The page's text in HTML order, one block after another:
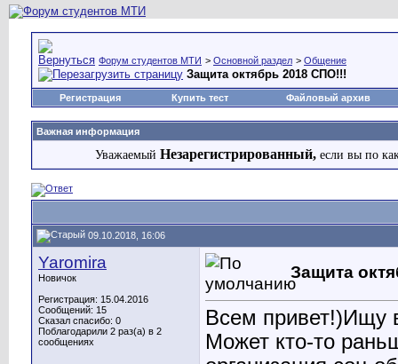
Форум студентов МТИ > Основной раздел > Общение
Защита октябрь 2018 СПО!!!
Регистрация Купить тест Файловый архив
Важная информация
Уважаемый Незарегистрированный, если вы по
09.10.2018, 16:06
Yaromira
Новичок
Регистрация: 15.04.2016
Сообщений: 15
Сказал спасибо: 0
Поблагодарили 2 раз(а) в 2
сообщениях
Защита
Всем привет!)Ищу
Может кто-то